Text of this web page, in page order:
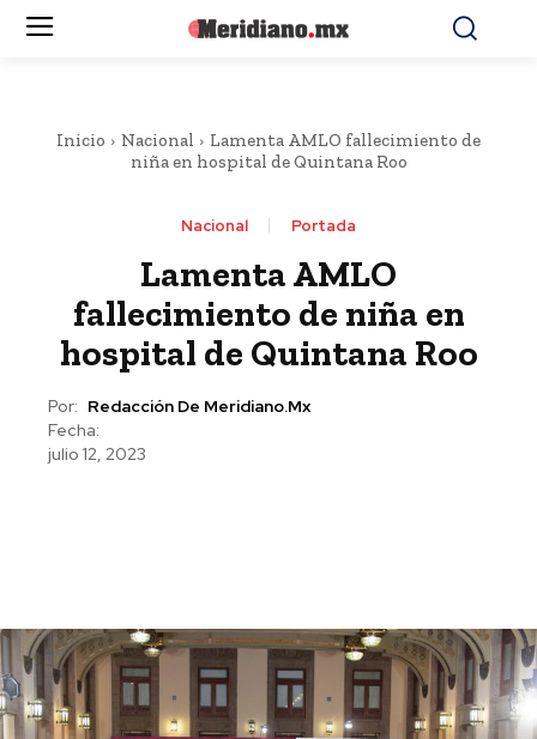
Inicio Nacional
Lamenta AMLO fallecimiento de
niña en hospital de Quintana Roo
Nacional Portada
Lamenta AMLO
fallecimiento de niña en
hospital de Quintana Roo
Por: Redacción De Meridiano.mx
Fecha:
julio 12, 2023